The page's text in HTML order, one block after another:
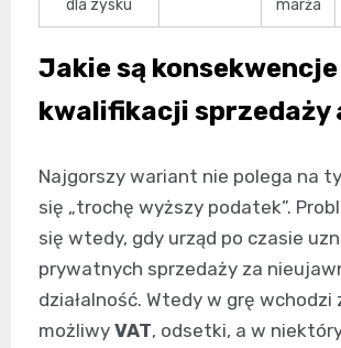
dla zysku
marża
Jakie są konsekwencje
kwalifikacji sprzedaży
Najgorszy wariant nie polega na
się „trochę wyższy podatek”.
się wtedy, gdy urząd po czasie
prywatnych sprzedaży za
działalność. Wtedy w grę wchodzi
możliwy VAT, odsetki, a w